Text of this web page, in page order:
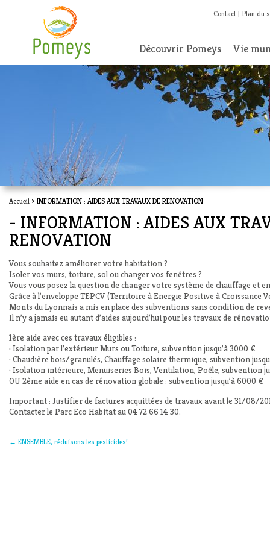
Contact Plan du
Découvrir Pomeys Vie
Accueil > INFORMATION : AIDES AUX TRAVAUX DE RENOVATION
- INFORMATION : AIDES AUX
RENOVATION
Vous souhaitez améliorer votre habitation ?
Isoler vos murs, toiture, sol ou changer vos fenêtres ?
Vous vous posez la question de changer votre système de chauffage et
Grâce à l’enveloppe TEPCV (Territoire à Energie Positive à Croissance
Monts du Lyonnais a mis en place des subventions sans condition de
Il n’y a jamais eu autant d’aides aujourd’hui pour les travaux de
1ère aide avec ces travaux éligibles :
· Isolation par l’extérieur Murs ou Toiture, subvention jusqu’à 3000 €
· Chaudière bois/granulés, Chauffage solaire thermique, subvention
· Isolation intérieure, Menuiseries Bois, Ventilation, Poêle, subvention
OU 2ème aide en cas de rénovation globale : subvention jusqu’à 6000 €
Important : Justifier de factures acquittées de travaux avant le 31/08/
Contacter le Parc Eco Habitat au 04 72 66 14 30.
← ENSEMBLE, réduisons les pesticides!